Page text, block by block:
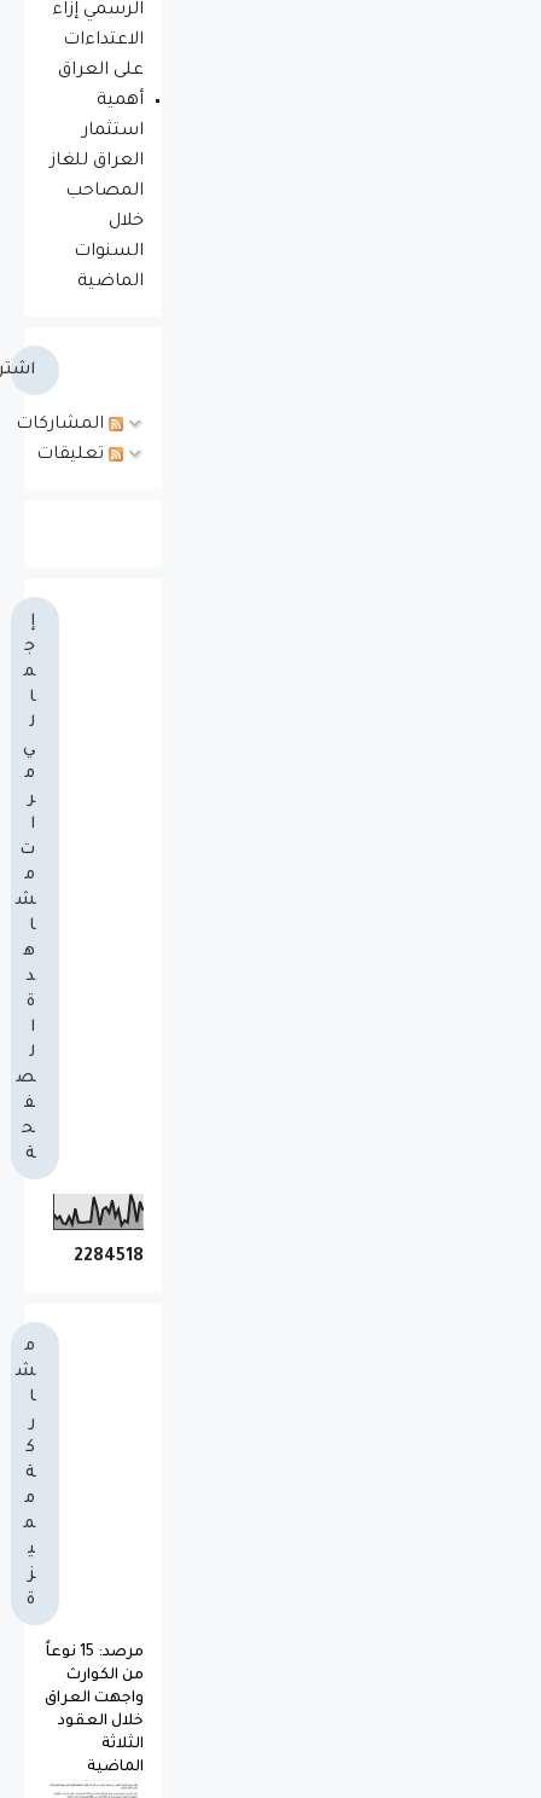
الرسمي إزاء
الاعتداءات
على العراق
أهمية
استثمار
العراق للغاز
المصاحب
خلال
السنوات
الماضية
المشاركات
تعليقات
إ
ج
م
ا
ل
ي
م
ر
ا
ت
م
ش
ا
ه
د
ة
ا
ل
ص
ف
ح
ة
2284518
م
ش
ا
ر
ك
ة
م
م
ي
ز
ة
مرصد: 15 نوعاً
من الكوارث
واجهت العراق
خلال العقود
الثلاثة
الماضية